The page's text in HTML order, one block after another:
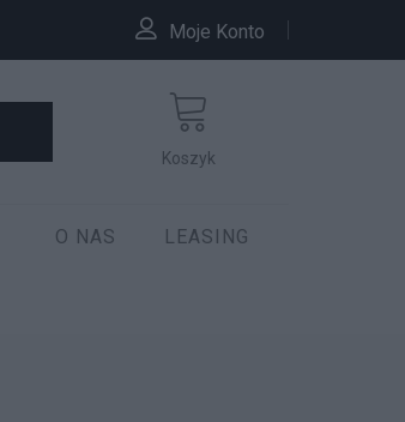
Moje Konto
Koszyk
O NAS LEASING